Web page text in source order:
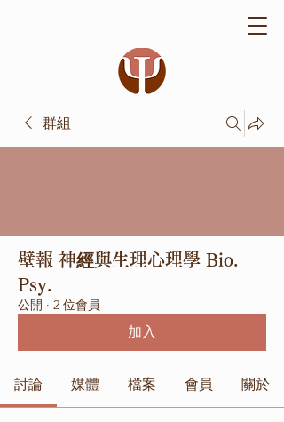
群組
壁報 神經與生理心理學 Bio.
Psy.
公開 · 2 位會員
加入
討論 媒體 檔案 會員 關於